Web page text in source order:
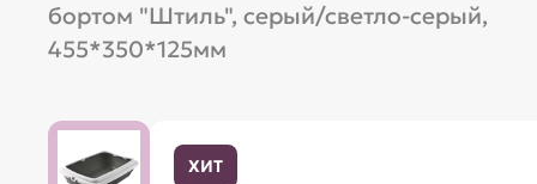
бортом "Штиль", серый/светло-серый,
455*350*125мм
ХИТ